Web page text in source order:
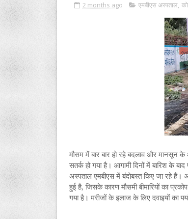
2 months ago एमबीएस अस्पताल,
मौसम में बार बार हो रहे बदलाव और मानसून
सतर्क हो गया है। आगामी दिनों में बारिश के
अस्पताल एमबीएस में बंदोबस्त किए जा रहे हैं।
हुई है, जिसके कारण मौसमी बीमारियों का
गया है। मरीजों के इलाज के लिए दवाइयों का